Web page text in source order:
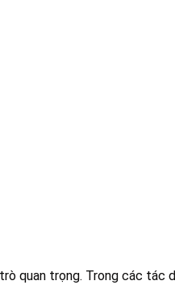
quan trọng. Trong các tác